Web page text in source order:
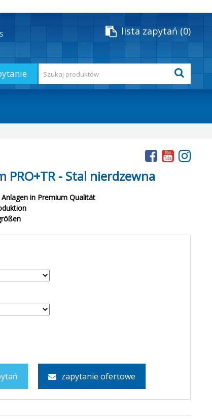
lista zapytań 0
PRO+TR - Stal nierdzewna
in Premium Qualität
zapytanie ofertowe